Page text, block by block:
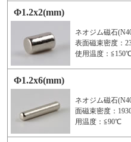
Φ1.2x2(mm)
ネオジム磁石
表面磁束密度：
使用温度：
Φ1.2x6(mm)
ネオジム磁石
面磁束密度：
用温度：≦90℃